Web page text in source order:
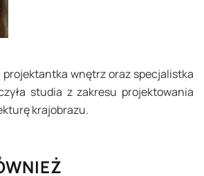
projektantka wnętrz oraz specjalistka
studia z zakresu projektowania
krajobrazu.